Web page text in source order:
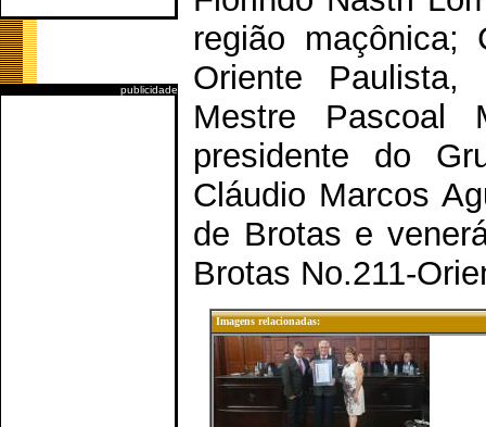
publicidade
região
Oriente Paulista,
Mestre Pascoal
presidente do
Cláudio Marcos
de Brotas e
Brotas No.211-
Imagens relacionadas: